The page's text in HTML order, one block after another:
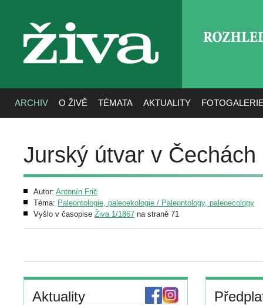
živa
ARCHIV O ŽIVĚ TÉMATA AKTUALITY
Jurský útvar v Čechách
Autor: Antonín Frič
Téma: Paleontologie, paleoekologie / Paleontology, paleoecology
Vyšlo v časopise Živa 1/1867 na straně 71
Aktuality